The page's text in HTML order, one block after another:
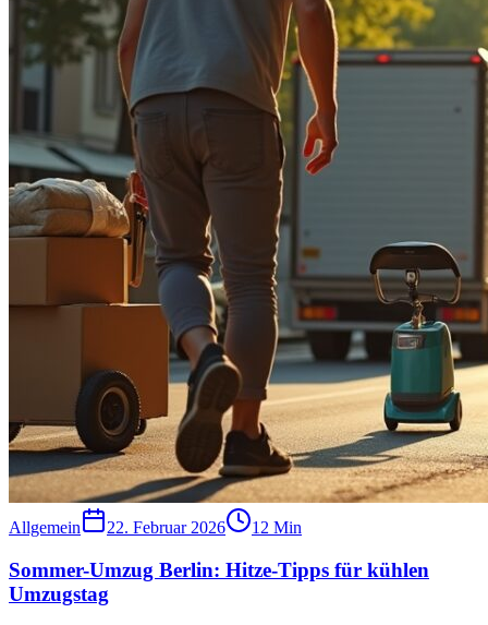
Allgemein 22. Februar 2026 12 Min
Sommer-Umzug Berlin: Hitze-Tipps für kühlen
Umzugstag